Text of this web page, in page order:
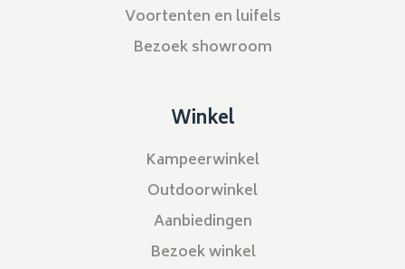
Voortenten en luifels
Bezoek showroom
Winkel
Kampeerwinkel
Outdoorwinkel
Aanbiedingen
Bezoek winkel